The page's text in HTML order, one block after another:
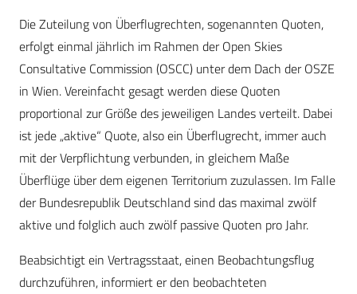
Die Zuteilung von Überflugrechten, sogenannten Quoten,
erfolgt einmal jährlich im Rahmen der Open Skies
Consultative Commission (OSCC) unter dem Dach der OSZE
in Wien. Vereinfacht gesagt werden diese Quoten
proportional zur Größe des jeweiligen Landes verteilt. Dabei
ist jede „aktive“ Quote, also ein Überflugrecht, immer auch
mit der Verpflichtung verbunden, in gleichem Maße
Überflüge über dem eigenen Territorium zuzulassen. Im Falle
der Bundesrepublik Deutschland sind das maximal zwölf
aktive und folglich auch zwölf passive Quoten pro Jahr.
Beabsichtigt ein Vertragsstaat, einen Beobachtungsflug
durchzuführen, informiert er den beobachteten